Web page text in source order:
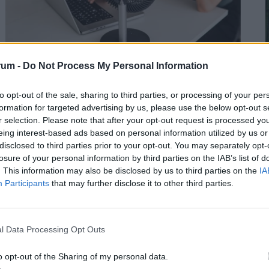
- Do Not Process My Personal Information
opt-out of the sale, sharing to third parties, or processing of your
for targeted advertising by us, please use the below opt-out
selection. Please note that after your opt-out request is processed
interest-based ads based on personal information utilized by us
to third parties prior to your opt-out. You may separately
of your personal information by third parties on the IAB’s list of
This information may also be disclosed by us to third parties on the
Participants that may further disclose it to other third parties.
Data Processing Opt Outs
opt-out of the Sharing of my personal data.
munkahelyeken: erre kötelezhetik a
dolgozókat, ha elhúzódik a hőség
Hogyan érdemes szervezni a munkavégzést
hőségriadóban? Otthon, ahol mindenki külön hűti a
lakását, vagy egy korszerű, energiahatékony
irodaházban, ahol a hűtés központilag működik.